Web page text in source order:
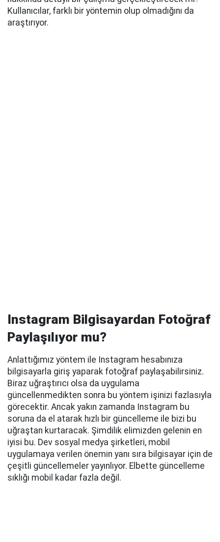
Kullanıcılar, farklı bir yöntemin olup olmadığını da
araştırıyor.
Instagram Bilgisayardan Fotoğraf
Paylaşılıyor mu?
Anlattığımız yöntem ile Instagram hesabınıza
bilgisayarla giriş yaparak fotoğraf paylaşabilirsiniz.
Biraz uğraştırıcı olsa da uygulama
güncellenmedikten sonra bu yöntem işinizi fazlasıyla
görecektir. Ancak yakın zamanda Instagram bu
soruna da el atarak hızlı bir güncelleme ile bizi bu
uğraştan kurtaracak. Şimdilik elimizden gelenin en
iyisi bu. Dev sosyal medya şirketleri, mobil
uygulamaya verilen önemin yanı sıra bilgisayar için de
çeşitli güncellemeler yayınlıyor. Elbette güncelleme
sıklığı mobil kadar fazla değil.